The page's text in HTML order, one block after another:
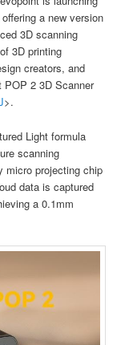
a new version
3D scanning
3D printing
creators, and
POP 2 3D Scanner
>.
Light formula
scanning
micro projecting chip
data is captured
a 0.1mm